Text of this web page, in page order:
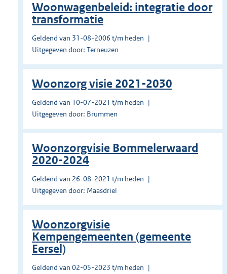
Woonwagenbeleid: integratie door
transformatie
Geldend van 31-08-2006 t/m heden
Uitgegeven door: Terneuzen
Woonzorg visie 2021-2030
Geldend van 10-07-2021 t/m heden
Uitgegeven door: Brummen
Woonzorgvisie Bommelerwaard
2020-2024
Geldend van 26-08-2021 t/m heden
Uitgegeven door: Maasdriel
Woonzorgvisie
Kempengemeenten (gemeente
Eersel)
Geldend van 02-05-2023 t/m heden